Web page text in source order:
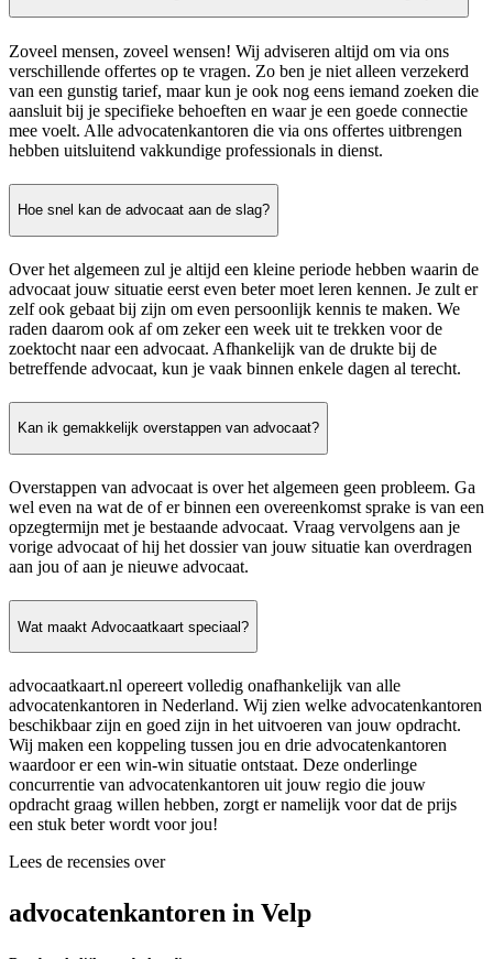
Zoveel mensen, zoveel wensen! Wij adviseren altijd om via ons
verschillende offertes op te vragen. Zo ben je niet alleen verzekerd
van een gunstig tarief, maar kun je ook nog eens iemand zoeken die
aansluit bij je specifieke behoeften en waar je een goede connectie
mee voelt. Alle advocatenkantoren die via ons offertes uitbrengen
hebben uitsluitend vakkundige professionals in dienst.
Hoe snel kan de advocaat aan de slag?
Over het algemeen zul je altijd een kleine periode hebben waarin de
advocaat jouw situatie eerst even beter moet leren kennen. Je zult er
zelf ook gebaat bij zijn om even persoonlijk kennis te maken. We
raden daarom ook af om zeker een week uit te trekken voor de
zoektocht naar een advocaat. Afhankelijk van de drukte bij de
betreffende advocaat, kun je vaak binnen enkele dagen al terecht.
Kan ik gemakkelijk overstappen van advocaat?
Overstappen van advocaat is over het algemeen geen probleem. Ga
wel even na wat de of er binnen een overeenkomst sprake is van een
opzegtermijn met je bestaande advocaat. Vraag vervolgens aan je
vorige advocaat of hij het dossier van jouw situatie kan overdragen
aan jou of aan je nieuwe advocaat.
Wat maakt Advocaatkaart speciaal?
advocaatkaart.nl opereert volledig onafhankelijk van alle
advocatenkantoren in Nederland. Wij zien welke advocatenkantoren
beschikbaar zijn en goed zijn in het uitvoeren van jouw opdracht.
Wij maken een koppeling tussen jou en drie advocatenkantoren
waardoor er een win-win situatie ontstaat. Deze onderlinge
concurrentie van advocatenkantoren uit jouw regio die jouw
opdracht graag willen hebben, zorgt er namelijk voor dat de prijs
een stuk beter wordt voor jou!
Lees de recensies over
advocatenkantoren in Velp